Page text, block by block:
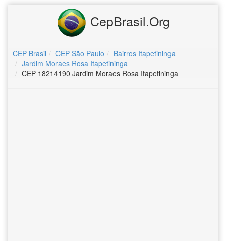
CepBrasil.Org
CEP Brasil CEP São Paulo
Bairros Itapetininga
Jardim Moraes Rosa Itapetininga
CEP 18214190 Jardim Moraes Rosa Itapetininga